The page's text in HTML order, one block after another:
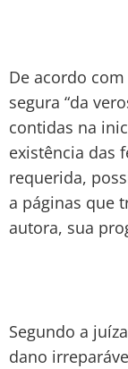
De acordo
segura “da
contidas na
existência das
requerida,
a páginas que
autora, sua
Segundo a
dano